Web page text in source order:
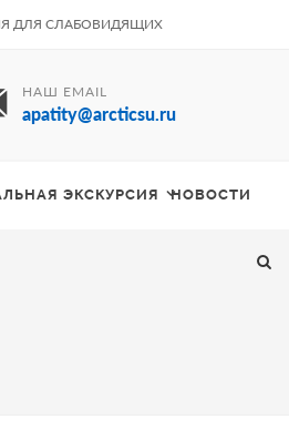
ДЛЯ СЛАБОВИДЯЩИХ
НАШ EMAIL
apatity@arcticsu.ru
ЭКСКУРСИЯ НОВОСТИ